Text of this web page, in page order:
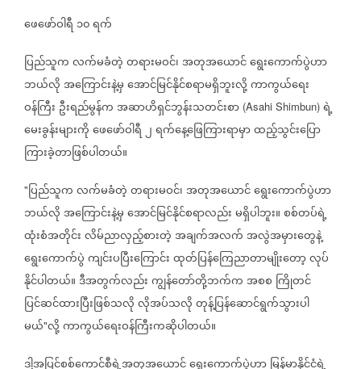
ဖေဖော်ဝါရီ ၁၀ရက်
ပြည်သူကလက်မခံတဲ့တရားမဝင်၊အတုအယောင်ရွေးကောက်ပွဲဟာ
ဘယ်လိုအကြောင်းနဲ့မှအောင်မြင်နိုင်စရာမရှိဘူးလို့ကာကွယ်ရေး
ဝန်ကြီး ဦးရည်မွန်ကအဆာဟိရှင်ဘွန်းသတင်းစာ (Asahi Shimbun) ရဲ့
မေးခွန်းများကိုဖေဖော်ဝါရီ၂ရက်နေ့ဖြေကြားရာမှာထည့်သွင်းပြော
ကြားခဲ့တာဖြစ်ပါတယ်။
"ပြည်သူကလက်မခံတဲ့တရားမဝင်၊အတုအယောင်ရွေးကောက်ပွဲဟာ
ဘယ်လိုအကြောင်းနဲ့မှအောင်မြင်နိုင်စရာလည်းမရှိပါဘူး။စစ်တပ်ရဲ့
ထုံးစံအတိုင်းလိမ်ညာလှည့်စားတဲ့အချက်အလက်အလွဲအမှားတွေနဲ့
ရွေးကောက်ပွဲကျင်းပပြီးကြောင်းထုတ်ပြန်ကြေညာတာမျိုးတော့လုပ်
နိုင်ပါတယ်။ဒီအတွက်လည်းကျွန်တော်တို့ဘက်ကအစစ ကြိုတင်
ပြင်ဆင်ထားပြီးဖြစ်သလိုလိုအပ်သလိုတုန့်ပြန်ဆောင်ရွက်သွားပါ
မယ်"လို့ကာကွယ်ရေးဝန်ကြီးကဆိုပါတယ်။